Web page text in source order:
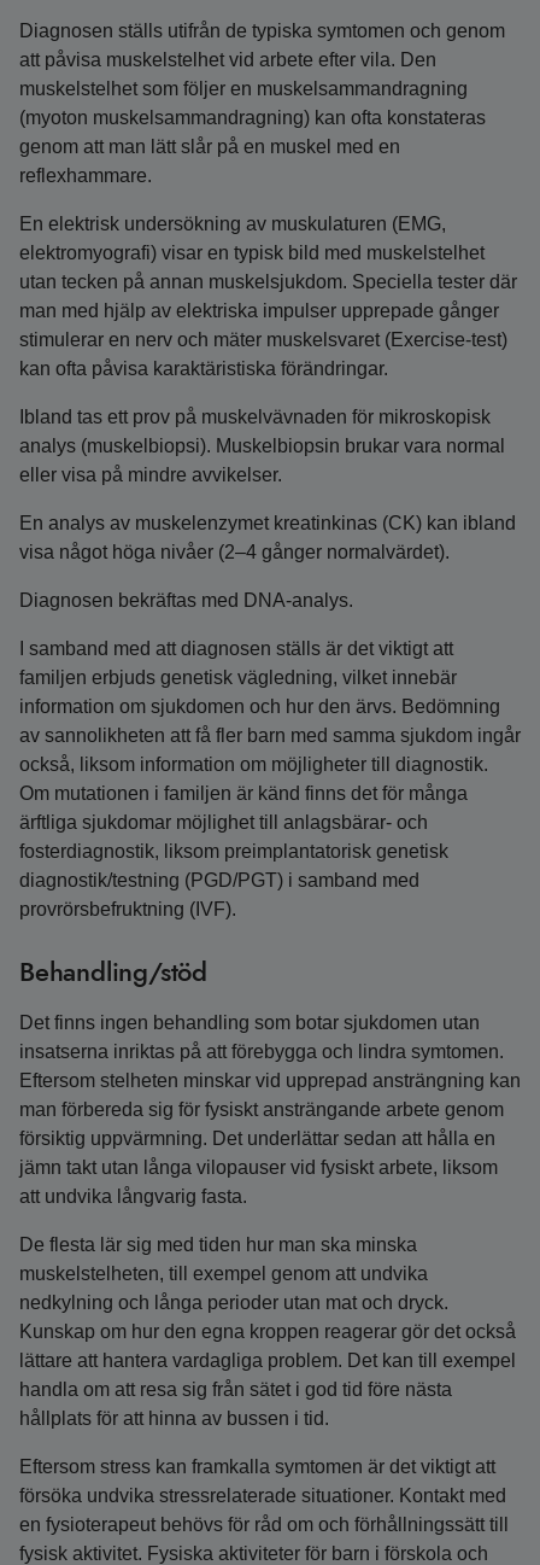
Diagnosen ställs utifrån de typiska symtomen och genom
att påvisa muskelstelhet vid arbete efter vila. Den
muskelstelhet som följer en muskelsammandragning
(myoton muskelsammandragning) kan ofta konstateras
genom att man lätt slår på en muskel med en
reflexhammare.
En elektrisk undersökning av muskulaturen (EMG,
elektromyografi) visar en typisk bild med muskelstelhet
utan tecken på annan muskelsjukdom. Speciella tester där
man med hjälp av elektriska impulser upprepade gånger
stimulerar en nerv och mäter muskelsvaret (Exercise-test)
kan ofta påvisa karaktäristiska förändringar.
Ibland tas ett prov på muskelvävnaden för mikroskopisk
analys (muskelbiopsi). Muskelbiopsin brukar vara normal
eller visa på mindre avvikelser.
En analys av muskelenzymet kreatinkinas (CK) kan ibland
visa något höga nivåer (2–4 gånger normalvärdet).
Diagnosen bekräftas med DNA-analys.
I samband med att diagnosen ställs är det viktigt att
familjen erbjuds genetisk vägledning, vilket innebär
information om sjukdomen och hur den ärvs. Bedömning
av sannolikheten att få fler barn med samma sjukdom ingår
också, liksom information om möjligheter till diagnostik.
Om mutationen i familjen är känd finns det för många
ärftliga sjukdomar möjlighet till anlagsbärar- och
fosterdiagnostik, liksom preimplantatorisk genetisk
diagnostik/testning (PGD/PGT) i samband med
provrörsbefruktning (IVF).
Behandling/stöd
Det finns ingen behandling som botar sjukdomen utan
insatserna inriktas på att förebygga och lindra symtomen.
Eftersom stelheten minskar vid upprepad ansträngning kan
man förbereda sig för fysiskt ansträngande arbete genom
försiktig uppvärmning. Det underlättar sedan att hålla en
jämn takt utan långa vilopauser vid fysiskt arbete, liksom
att undvika långvarig fasta.
De flesta lär sig med tiden hur man ska minska
muskelstelheten, till exempel genom att undvika
nedkylning och långa perioder utan mat och dryck.
Kunskap om hur den egna kroppen reagerar gör det också
lättare att hantera vardagliga problem. Det kan till exempel
handla om att resa sig från sätet i god tid före nästa
hållplats för att hinna av bussen i tid.
Eftersom stress kan framkalla symtomen är det viktigt att
försöka undvika stressrelaterade situationer. Kontakt med
en fysioterapeut behövs för råd om och förhållningssätt till
fysisk aktivitet. Fysiska aktiviteter för barn i förskola och